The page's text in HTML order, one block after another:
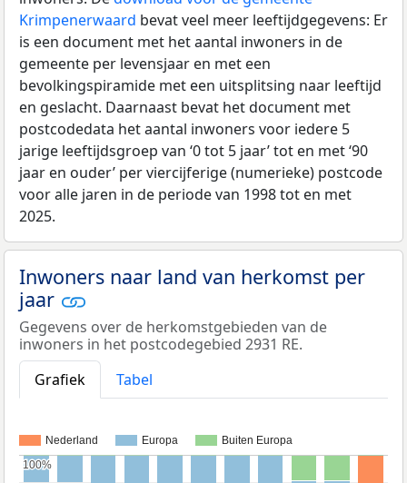
Krimpenerwaard bevat veel meer leeftijdgegevens: Er
is een document met het aantal inwoners in de
gemeente per levensjaar en met een
bevolkingspiramide met een uitsplitsing naar leeftijd
en geslacht. Daarnaast bevat het document met
postcodedata het aantal inwoners voor iedere 5
jarige leeftijdsgroep van ‘0 tot 5 jaar’ tot en met ‘90
jaar en ouder’ per viercijferige (numerieke) postcode
voor alle jaren in de periode van 1998 tot en met
2025.
Inwoners naar land van herkomst per
jaar
Gegevens over de herkomstgebieden van de
inwoners in het postcodegebied 2931 RE.
Grafiek
Tabel
Nederland Europa Buiten Europa
100%
100%